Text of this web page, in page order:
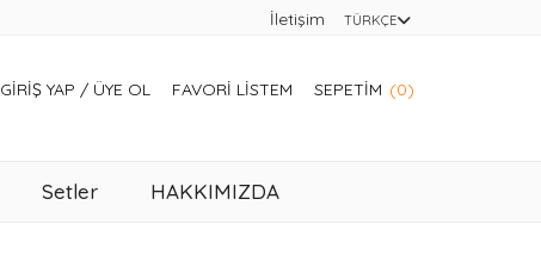
İletişim TÜRKÇE
GIRIŞ YAP / ÜYE OL FAVORI LISTEM SEPETIM (0)
Setler HAKKIMIZDA